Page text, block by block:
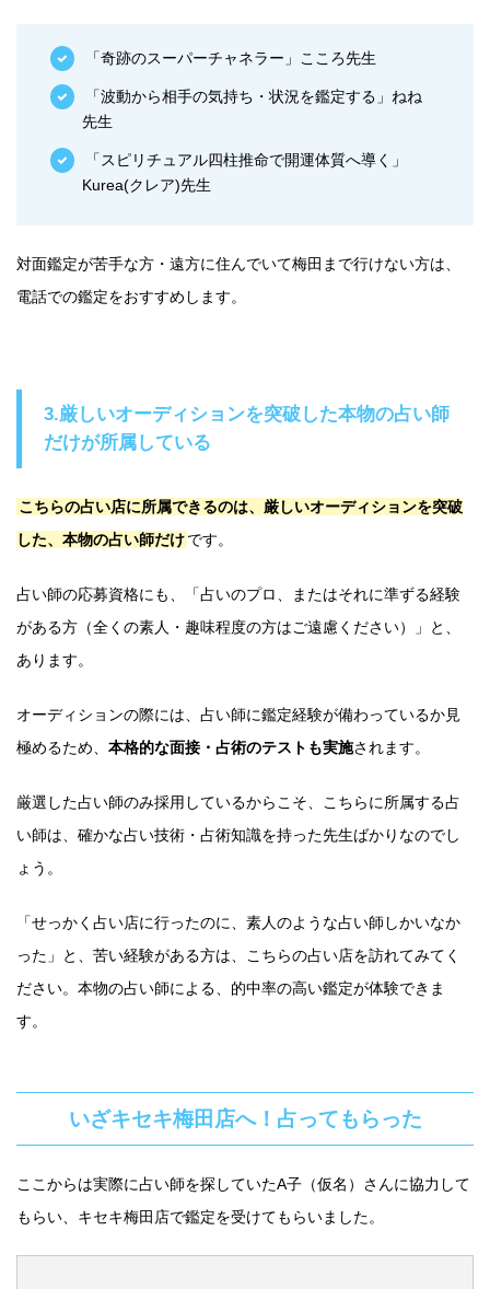
「奇跡のスーパーチャネラー」こころ先生
「波動から相手の気持ち・状況を鑑定する」ねね
先生
「スピリチュアル四柱推命で開運体質へ導く」
Kurea(クレア)先生
対面鑑定が苦手な方・遠方に住んでいて梅田まで行けない方は、
電話での鑑定をおすすめします。
3.厳しいオーディションを突破した本物の占い師
だけが所属している
こちらの占い店に所属できるのは、厳しいオーディションを突破
した、本物の占い師だけです。
占い師の応募資格にも、「占いのプロ、またはそれに準ずる経験
がある方（全くの素人・趣味程度の方はご遠慮ください）」と、
あります。
オーディションの際には、占い師に鑑定経験が備わっているか見
極めるため、 本格的な面接・占術のテストも実施されます。
厳選した占い師のみ採用しているからこそ、こちらに所属する占
い師は、確かな占い技術・占術知識を持った先生ばかりなのでし
ょう。
「せっかく占い店に行ったのに、素人のような占い師しかいなか
った」と、苦い経験がある方は、こちらの占い店を訪れてみてく
ださい。本物の占い師による、的中率の高い鑑定が体験できま
す。
いざキセキ梅田店へ！占ってもらった
ここからは実際に占い師を探していたA子（仮名）さんに協力して
もらい、キセキ梅田店で鑑定を受けてもらいました。